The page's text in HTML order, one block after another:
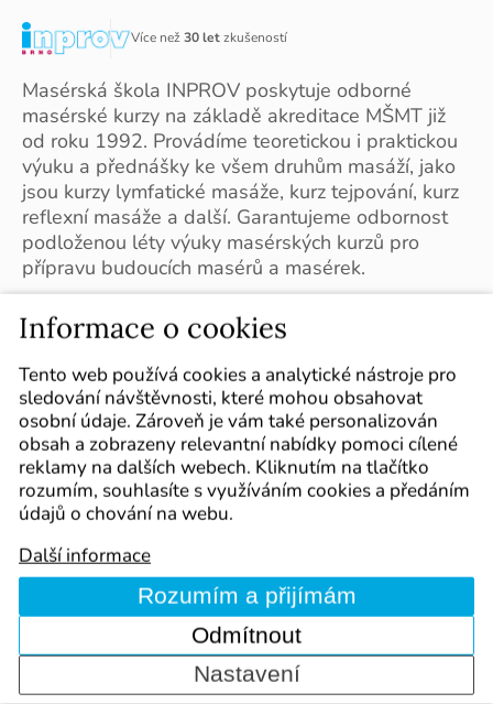
Více než30 letzkušeností
Masérská škola INPROV poskytuje odborné
masérské kurzy na základě akreditace MŠMT již
od roku 1992. Provádíme teoretickou i praktickou
výuku a přednášky ke všem druhům masáží, jako
jsou kurzy lymfatické masáže, kurz tejpování, kurz
reflexní masáže a další. Garantujeme odbornost
podloženou léty výuky masérských kurzů pro
přípravu budoucích masérů a masérek.
Kontakt
INPROV, s.r.o.
Střední škola informatiky a spojů
Čichnova 23, 624 00, Brno
IČ: 26911418
DIČ: CZ26911418
Zápis společnosti veden u Krajského soudu v Brně
pod spisovou značkou C 44777.
+420 601 331 995
Telefon SR:+421 915 955 999
Informace o cookies
Tento web používá cookies a analytické nástroje pro
sledování návštěvnosti, které mohou obsahovat
osobní údaje. Zároveň je vám také personalizován
obsah a zobrazeny relevantní nabídky pomoci cílené
reklamy na dalších webech. Kliknutím na tlačítko
rozumím, souhlasíte s využíváním cookies a předáním
údajů o chování na webu.
Další informace
Rozumím a přijímám
Odmítnout
Nastavení